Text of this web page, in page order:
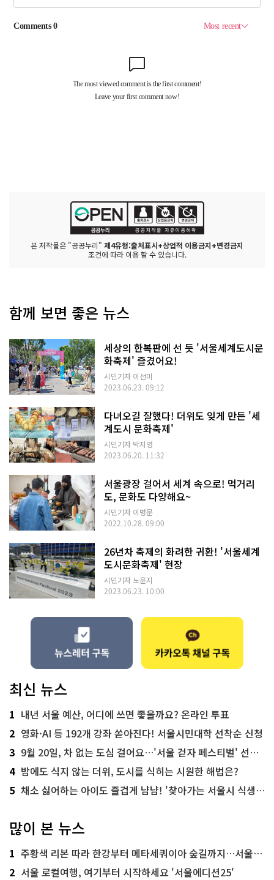
본 저작물은 "공공누리" 제4유형:출처표시+상업적 이용금지+변경금지
조건에 따라 이용 할 수 있습니다.
함께 보면 좋은 뉴스
세상의 한복판에 선 듯 '서울세계도시문
화축제' 즐겼어요!
시민기자 이선미
2023.06.23. 09:12
다녀오길 잘했다! 더위도 잊게 만든 '세
계도시 문화축제'
시민기자 박지영
2023.06.20. 11:32
서울광장 걸어서 세계 속으로! 먹거리
도, 문화도 다양해요~
시민기자 이병문
2022.10.28. 09:00
26년차 축제의 화려한 귀환! '서울세계
도시문화축제' 현장
시민기자 노윤지
2023.06.23. 10:00
최신 뉴스
1 내년 서울 예산, 어디에 쓰면 좋을까요? 온라인 투표
2 영화·AI 등 192개 강좌 쏟아진다! 서울시민대학 선착순 신청
3 9월 20일, 차 없는 도심 걸어요…'서울 걷자 페스티벌' 선착순 5천명
4 밤에도 식지 않는 더위, 도시를 식히는 시원한 해법은?
5 채소 싫어하는 아이도 즐겁게 냠냠! '찾아가는 서울시 식생활 교육' 현장
많이 본 뉴스
1 주황색 리본 따라 한강부터 메타세쿼이아 숲길까지…서울둘레길 15코스
2 서울 로컬여행, 여기부터 시작하세요 '서울에디션25'